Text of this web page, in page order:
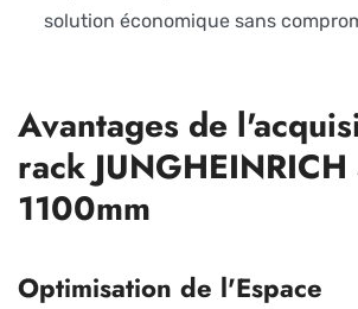
solution économique sans
Avantages de
rack
1100mm
Optimisation de l'Espace